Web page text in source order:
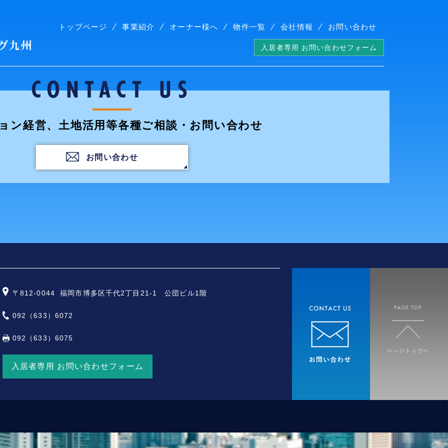
株式会社コープリビング九州
トップページ 事業紹介 オーナー様へ 物件一覧 会社情報 お問い合わせ
入居者専用 お問い合わせフォーム
CONTACT US
ン経営、土地活用等各種ご相談・お問い合わせ
お問い合わせ
〒812-0044 福岡市博多区千代2丁目21-1 公団ビル1階
092（633）6072
092（633）6075
入居者専用 お問い合わせフォーム